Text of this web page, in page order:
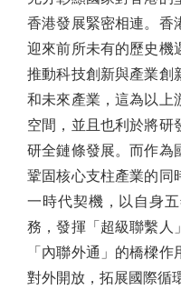
香港發展緊密相連。香
迎來前所未有的歷史機
推動科技創新與產業創
和未來產業，這為以上
空間，並且也利於將研
研全鏈條發展。而作為
鞏固核心支柱產業的同
一時代契機，以自身
務，發揮「超級聯繫人
「內聯外通」的橋樑
對外開放，拓展國際循